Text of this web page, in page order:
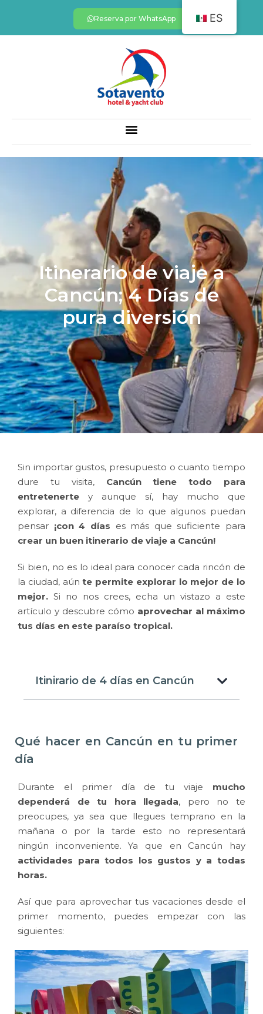
Reserva por WhatsApp
Itinerario de viaje a
Cancún; 4 Días de
pura diversión
Sin importar gustos, presupuesto o cuanto tiempo
dure tu visita, Cancún tiene todo para
entretenerte y aunque sí, hay mucho que
explorar, a diferencia de lo que algunos puedan
pensar ¡con 4 días es más que suficiente para
crear un buen itinerario de viaje a Cancún!
Si bien, no es lo ideal para conocer cada rincón de
la ciudad, aúnte permite explorar lo mejor de lo
mejor. Si no nos crees, echa un vistazo a este
artículo y descubre cómo aprovechar al máximo
tus días en este paraíso tropical.
Itinirario de 4 días en Cancún
Qué hacer en Cancún en tu primer
día
Durante el primer día de tu viaje mucho
dependerá de tu hora llegada, pero no te
preocupes, ya sea que llegues temprano en la
mañana o por la tarde esto no representará
ningún inconveniente. Ya que en Cancún hay
actividades para todos los gustos y a todas
horas.
Así que para aprovechar tus vacaciones desde el
primer momento, puedes empezar con las
siguientes:
ES